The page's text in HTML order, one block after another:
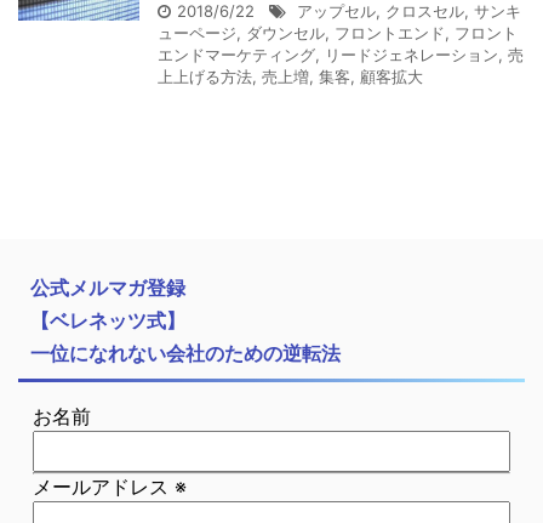
2018/6/22 アップセル, クロスセル, サンキ
ューページ, ダウンセル, フロントエンド, フロント
エンドマーケティング, リードジェネレーション, 売
上上げる方法, 売上増, 集客, 顧客拡大
公式メルマガ登録
【ベレネッツ式】
一位になれない会社のための逆転法
お名前
メールアドレス ※